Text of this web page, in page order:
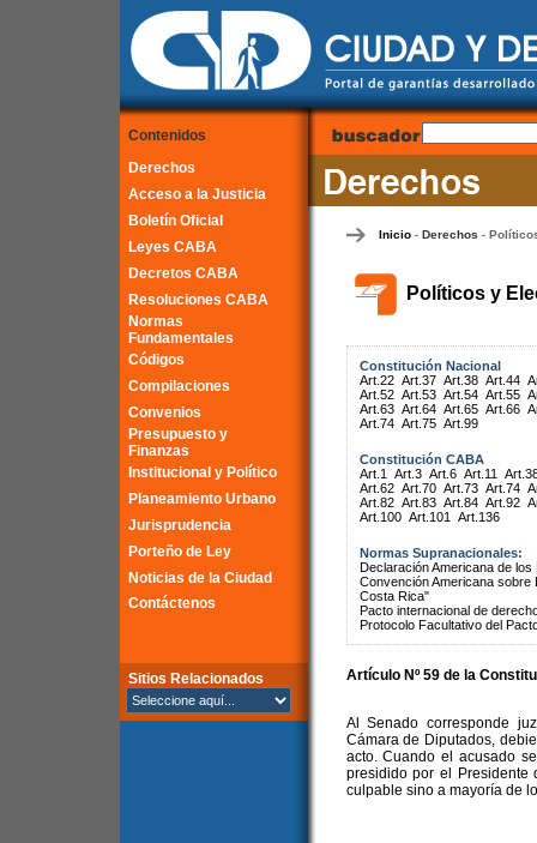
Contenidos
Derechos
Acceso a la Justicia
Boletín Oficial
Leyes CABA
Decretos CABA
Resoluciones CABA
Normas
Fundamentales
Códigos
Compilaciones
Convenios
Presupuesto y
Finanzas
Institucional y Político
Planeamiento Urbano
Jurisprudencia
Porteño de Ley
Noticias de la Ciudad
Contáctenos
Sitios Relacionados
Inicio- Derechos -
Políticos y
Constitución Nacional
Art.22 Art.37 Art.38 Art.44
Art.52 Art.53 Art.54 Art.55
Art.63 Art.64 Art.65 Art.66
Art.74 Art.75 Art.99
Constitución CABA
Art.1
Art.3 Art.6 Art.11
Art.62 Art.70 Art.73 Art.74
Art.82 Art.83 Art.84 Art.92
Art.100 Art.101 Art.136
Normas Supranacionales:
Declaración Americana de
Convención Americana
Costa Rica"
Pacto internacional de
Protocolo Facultativo del
Artículo Nº 59 de la
Al Senado corresponde
Cámara de Diputados,
acto. Cuando el acusado
presidido por el Presidente
culpable sino a mayoría de